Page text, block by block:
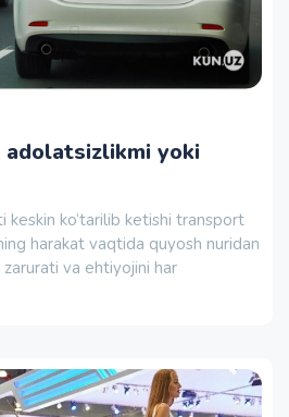
yoki
keskin ko‘tarilib ketishi transport
harakat vaqtida quyosh nuridan
zarurati va ehtiyojini har